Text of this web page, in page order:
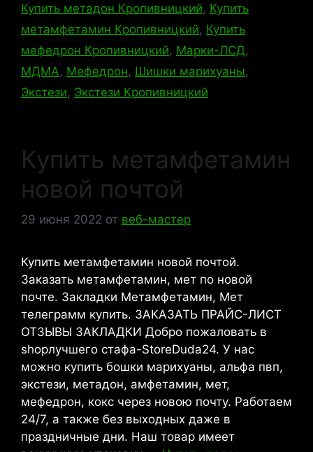
Купить метадон Кропивницкий, Купить
метамфетамин Кропивницкий, Купить
мефедрон Кропивницкий, Марки-ЛСД,
МДМА, Мефедрон, Шишки марихуаны,
Экстези, Экстези Кропивницкий
Купить метамфетамин
новой почтой
29 июня 2022 от веб-мастер
Купить метамфетамин новой почтой.
Заказать метамфетамин, мет по новой
почте. Закладки Метамфетамин, Мет
телеграмм купить. ЗАКАЗАТЬ ПРАЙС-ЛИСТ
ОТЗЫВЫ ЗАКЛАДКИ Добро пожаловать в
shopлучшего стафа-StoreDuda24. У нас
можно купить бошки марихуаны, альфа пвп,
экстези, метадон, амфетамин, мет,
мефедрон, кокс через новою почту. Работаем
24/7, а также без выходных даже в
праздничные дни. Наш товар имеет